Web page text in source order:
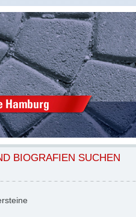
BIOGRAFIEN SUCHEN